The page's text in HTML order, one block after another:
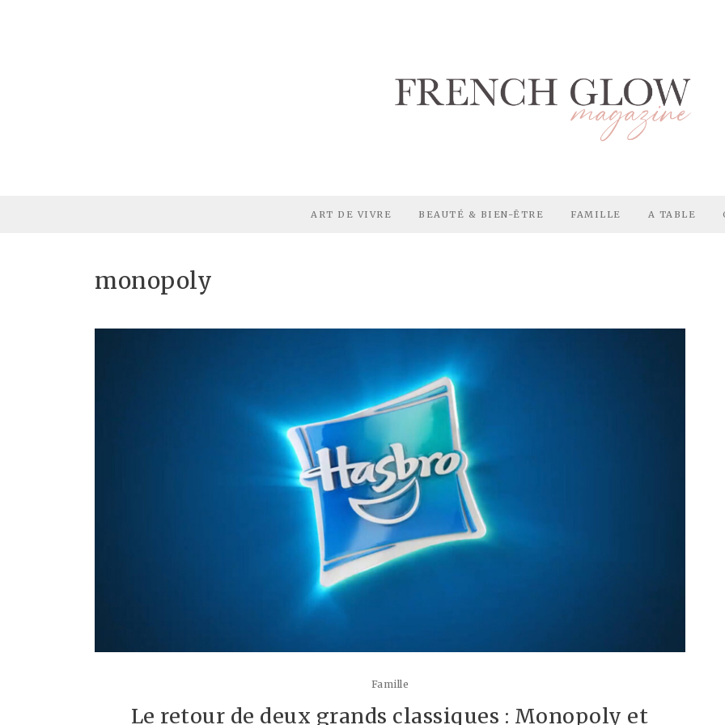
ART DE VIVRE BEAUTÉ & BIEN-ÊTRE FAMILLE A TABLE
monopoly
Famille
Le retour de deux grands classiques : Monopoly et